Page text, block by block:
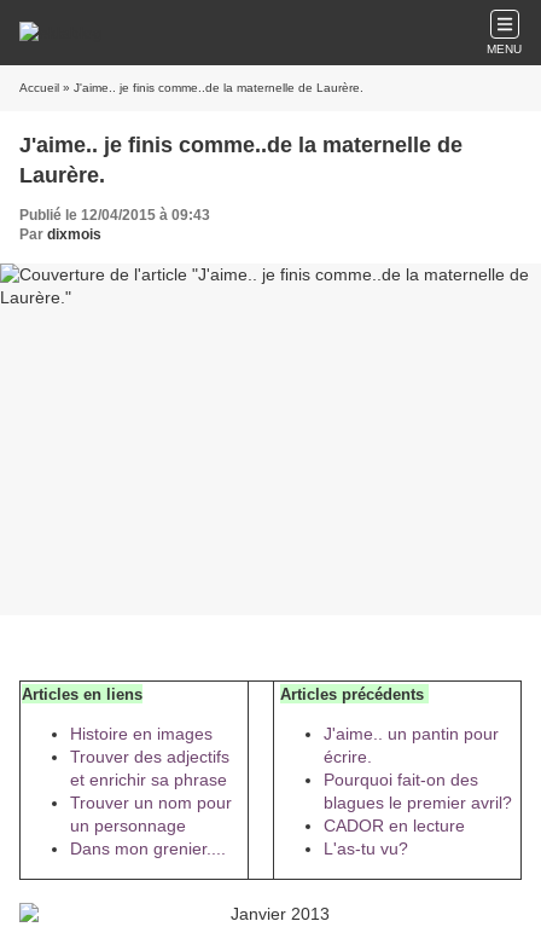
MENU
Accueil » J'aime.. je finis comme..de la maternelle de Laurère.
J'aime.. je finis comme..de la maternelle de
Laurère.
Publié le 12/04/2015 à 09:43
Par dixmois
Articles en liens
Histoire en images
Trouver des adjectifs
et enrichir sa phrase
Trouver un nom pour
un personnage
Dans mon grenier....
Articles précédents
J'aime.. un pantin pour
écrire.
Pourquoi fait-on des
blagues le premier avril?
CADOR en lecture
L'as-tu vu?